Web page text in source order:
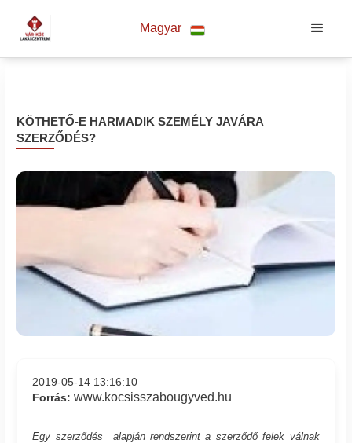
Magyar
KÖTHETŐ-E HARMADIK SZEMÉLY JAVÁRA
SZERZŐDÉS?
2019-05-14 13:16:10
Forrás:www.kocsisszabougyved.hu
Egy szerződés alapján rendszerint a szerződő felek válnak